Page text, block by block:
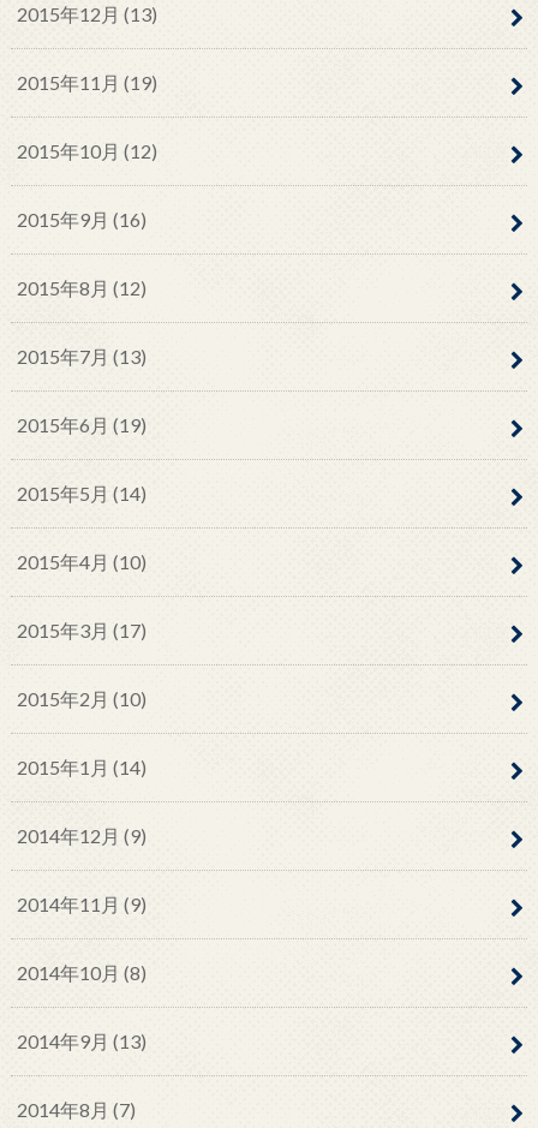
2015年12月 (13)
2015年11月 (19)
2015年10月 (12)
2015年9月 (16)
2015年8月 (12)
2015年7月 (13)
2015年6月 (19)
2015年5月 (14)
2015年4月 (10)
2015年3月 (17)
2015年2月 (10)
2015年1月 (14)
2014年12月 (9)
2014年11月 (9)
2014年10月 (8)
2014年9月 (13)
2014年8月 (7)